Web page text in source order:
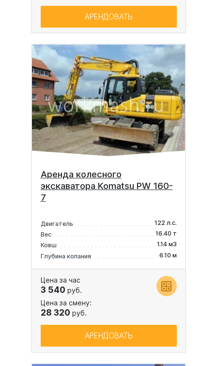
АРЕНДОВАТЬ
Аренда колесного
экскаватора Komatsu PW 160-
7
Двигатель
122 л.с.
Вес
16.40 т
Ковш
1.14 м3
Глубина копания
6.10 м
Цена за час
3 540 руб.
Цена за смену:
28 320 руб.
АРЕНДОВАТЬ